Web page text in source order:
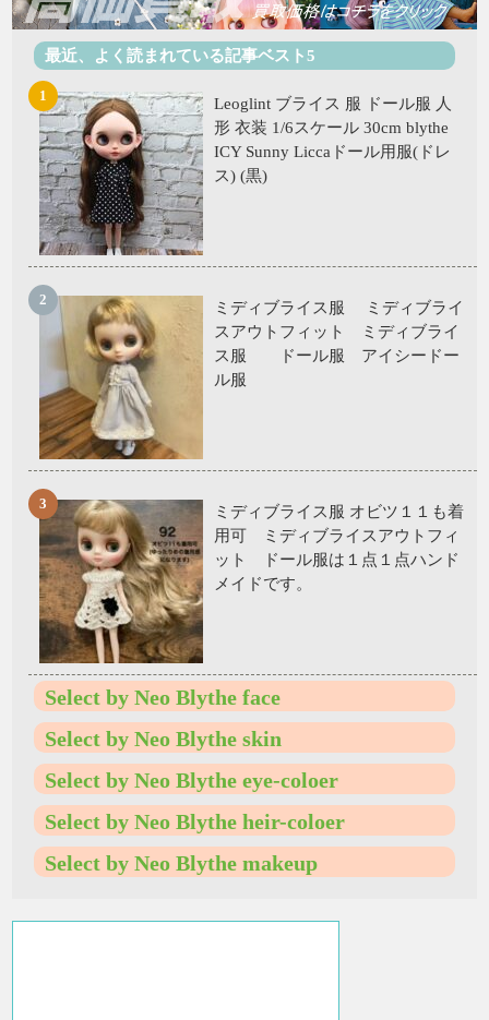
最近、よく読まれている記事ベスト5
Leoglint ブライス 服 ドール服 人
形 衣装 1/6スケール 30cm blythe
ICY Sunny Liccaドール用服(ドレ
ス) (黒)
ミディブライス服 ミディブライ
スアウトフィット ミディブライ
ス服 ドール服 アイシードー
ル服
ミディブライス服 オビツ１１も着
用可 ミディブライスアウトフィ
ット ドール服は１点１点ハンド
メイドです。
Select by Neo Blythe face
Select by Neo Blythe skin
Select by Neo Blythe eye-coloer
Select by Neo Blythe heir-coloer
Select by Neo Blythe makeup